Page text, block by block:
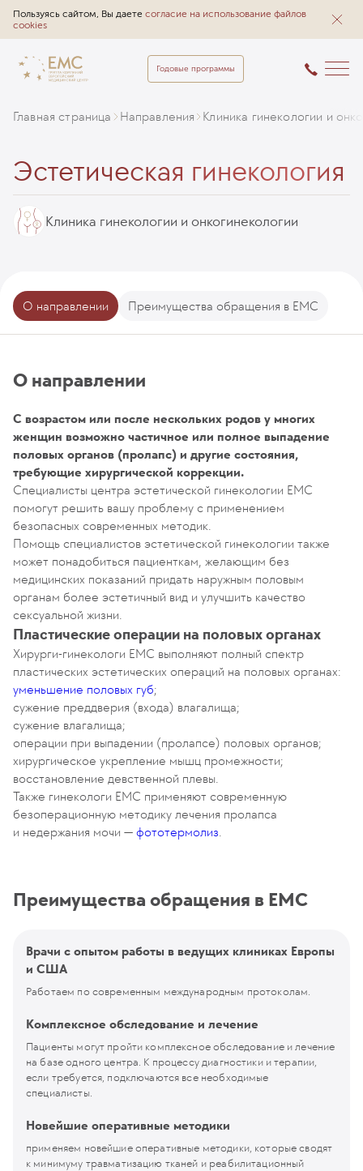
Пользуясь сайтом, Вы даете согласие на использование файлов
cookies
Годовые программы
Главная страница Направления Клиника гинекологии и
Эстетическая гинекология
Клиника гинекологии и онкогинекологии
О направлении Преимущества обращения в EMC
О направлении
С возрастом или после нескольких родов у многих
женщин возможно частичное или полное выпадение
половых органов (пролапс) и другие состояния,
требующие хирургической коррекции.
Специалисты центра эстетической гинекологии ЕМС
помогут решить вашу проблему с применением
безопасных современных методик.
Помощь специалистов эстетической гинекологии также
может понадобиться пациенткам, желающим без
медицинских показаний придать наружным половым
органам более эстетичный вид и улучшить качество
сексуальной жизни.
Пластические операции на половых органах
Хирурги-гинекологи EMC выполняют полный спектр
пластических эстетических операций на половых органах:
уменьшение половых губ;
сужение преддверия (входа) влагалища;
сужение влагалища;
операции при выпадении (пролапсе) половых органов;
хирургическое укрепление мышц промежности;
восстановление девственной плевы.
Также гинекологи ЕМС применяют современную
безоперационную методику лечения пролапса
и недержания мочи — фототермолиз.
Преимущества обращения в EMC
Врачи с опытом работы в ведущих клиниках Европы
и США
Работаем по современным международным протоколам.
Комплексное обследование и лечение
Пациенты могут пройти комплексное обследование и лечение
на базе одного центра. К процессу диагностики и терапии,
если требуется, подключаются все необходимые
специалисты.
Новейшие оперативные методики
применяем новейшие оперативные методики, которые сводят
к минимуму травматизацию тканей и реабилитационный